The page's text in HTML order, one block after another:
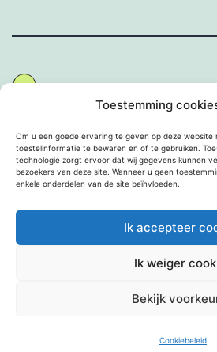
Toestemming
Om u een goede ervaring te geven op deze website
toestelinformatie te bewaren en of te gebruiken.
technologie zorgt ervoor dat wij gegevens kunnen
bezoekers van deze site. Wanneer u geen
enkele onderdelen van de site beïnvloeden.
Ik accepteer
Ik weiger
Bekijk
Cookiebeleid
Met trots aangedreven door